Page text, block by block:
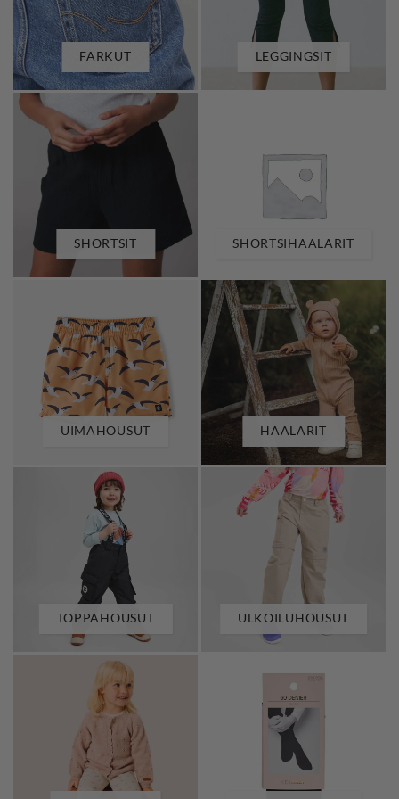
FARKUT LEGGINGSIT
SHORTSIT SHORTSIHAALARIT
UIMAHOUSUT HAALARIT
TOPPAHOUSUT ULKOILUHOUSUT